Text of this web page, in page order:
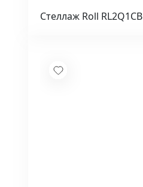
Стеллаж Roll RL2Q1CB